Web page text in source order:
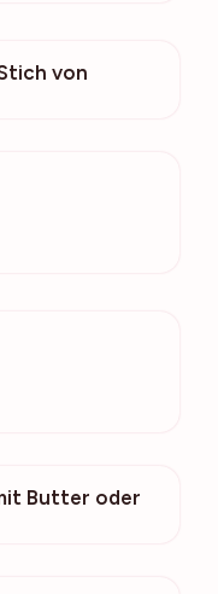
von
218
Butter oder